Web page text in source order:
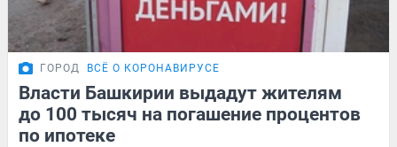
ГОРОД ВСЁ О КОРОНАВИРУСЕ
Власти Башкирии выдадут жителям
до 100 тысяч на погашение процентов
по ипотеке